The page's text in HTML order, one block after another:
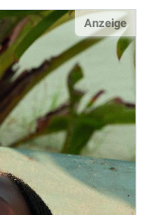
Anzeige